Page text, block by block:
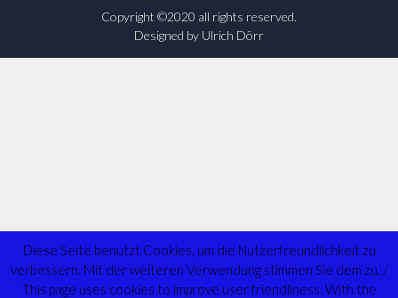
Copyright ©2020 all rights reserved.
Designed by Ulrich Dörr
Diese Seite benutzt Cookies, um die Nutzerfreundlichkeit zu
verbessern. Mit der weiteren Verwendung stimmen Sie dem zu. /
This page uses cookies to improve user friendliness. With the